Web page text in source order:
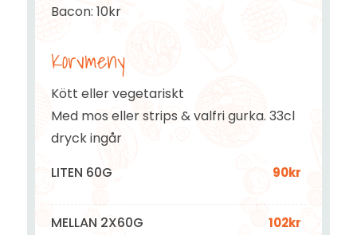
Bacon: 10kr
Korvmeny
Kött eller vegetariskt
Med mos eller strips & valfri gurka. 33cl
dryck ingår
LITEN 60G
90kr
MELLAN 2X60G 102kr